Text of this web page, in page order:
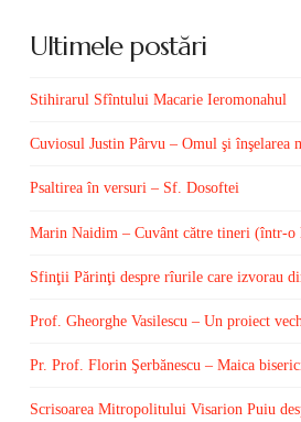
Ultimele postări
Stihirarul Sfîntului Macarie Ieromonahul
Cuviosul Justin Pârvu – Omul şi înşelarea
Psaltirea în versuri – Sf. Dosoftei
Marin Naidim – Cuvânt către tineri (într-o
Sfinţii Părinţi despre rîurile care izvorau
Prof. Gheorghe Vasilescu – Un proiect
Pr. Prof. Florin Şerbănescu – Maica
Scrisoarea Mitropolitului Visarion Puiu